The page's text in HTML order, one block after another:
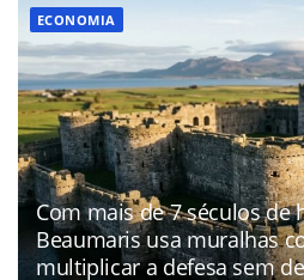
ECONOMIA
Com mais de 7 séculos de
Beaumaris usa muralhas
multiplicar a defesa sem